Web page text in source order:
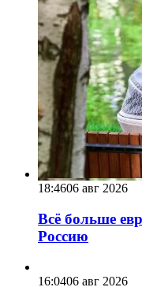
18:4606 авг 2026
Всё больше
Россию
16:0406 авг 2026